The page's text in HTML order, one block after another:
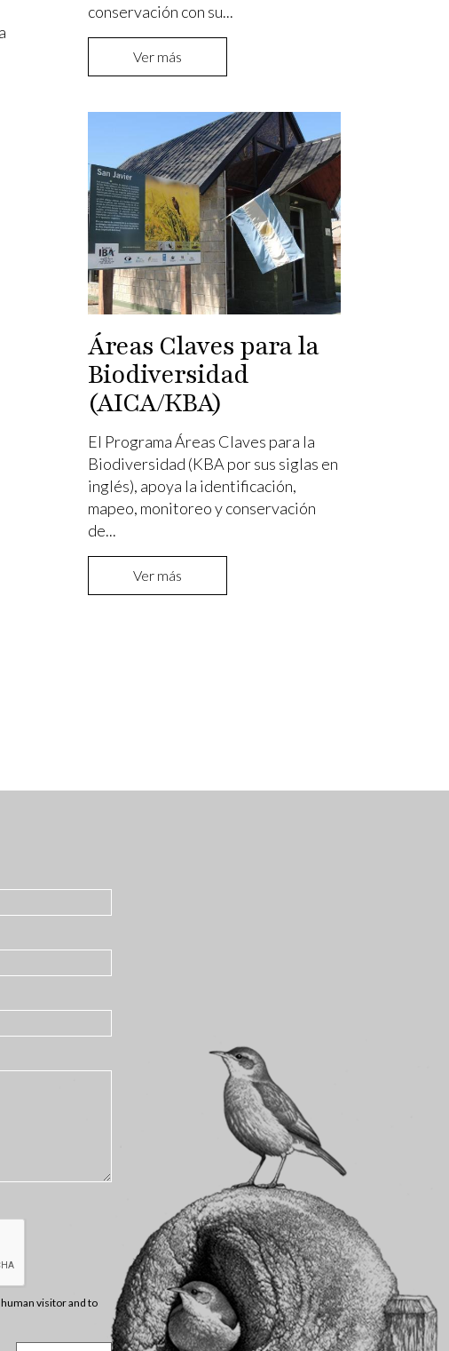
conservación con su...
Ver más
Áreas Claves para la
Biodiversidad
(AICA/KBA)
El Programa Áreas Claves para la
Biodiversidad (KBA por sus siglas en
inglés), apoya la identificación,
mapeo, monitoreo y conservación
de...
Ver más
visitor and to